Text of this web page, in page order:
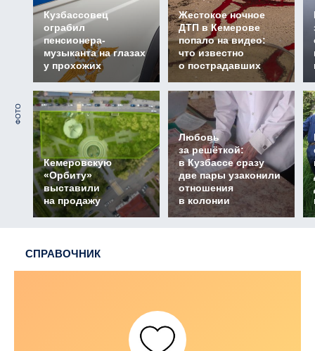
Кузбассовец
ограбил
пенсионера-
музыканта на глазах
у прохожих
Жестокое ночное
ДТП в Кемерове
попало на видео:
что известно
о пострадавших
ФОТО
Кемеровскую
«Орбиту»
выставили
на продажу
Любовь
за решёткой:
в Кузбассе сразу
две пары узаконили
отношения
в колонии
СПРАВОЧНИК